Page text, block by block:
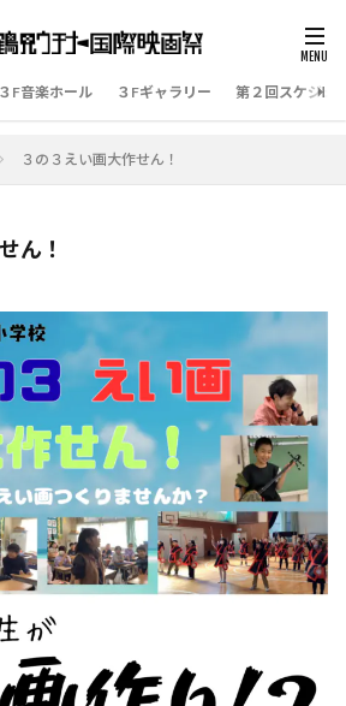
３F音楽ホール ３Fギャラリー 第２回スケジュ
３の３えい画大作せん！
ん！